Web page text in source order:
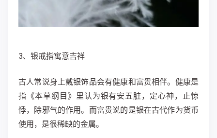
3、银戒指寓意吉祥
古人常说身上戴银饰品会有健康和富贵相伴。健康是
指《本草纲目》里认为银有安五脏，定心神，止惊
悸，除邪气的作用。而富贵说的是银在古代作为货币
使用，是很稀缺的金属。